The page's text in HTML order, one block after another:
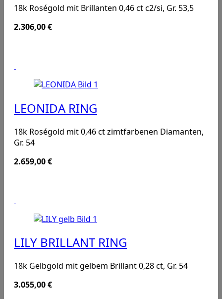
18k Roségold mit Brillanten 0,46 ct c2/si, Gr. 53,5
2.306,00€
LEONIDA RING
18k Roségold mit 0,46 ct zimtfarbenen Diamanten,
Gr. 54
2.659,00€
LILY BRILLANT RING
18k Gelbgold mit gelbem Brillant 0,28 ct, Gr. 54
3.055,00€